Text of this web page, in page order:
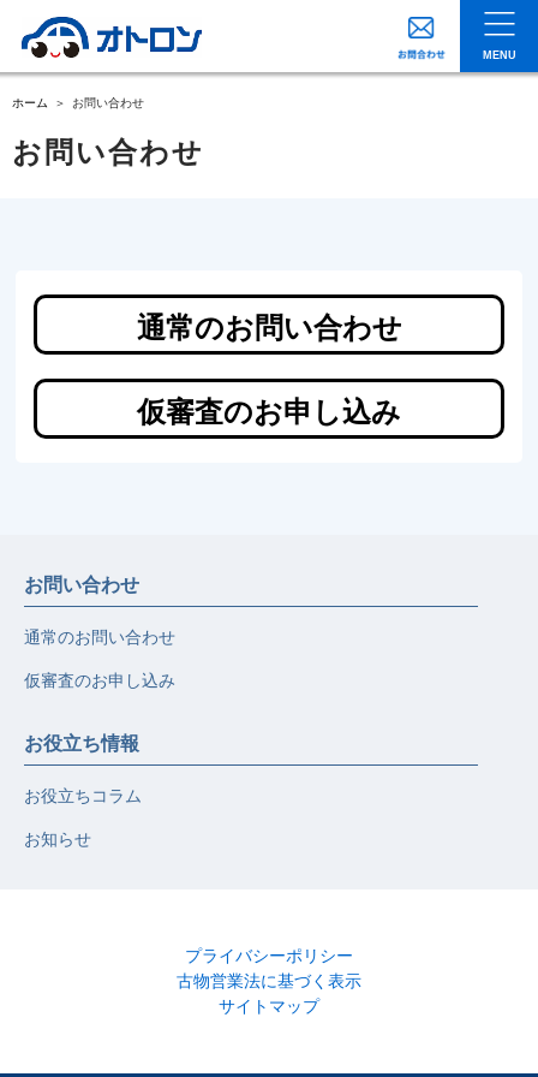
MENU
ホーム お問い合わせ
お問い合わせ
通常のお問い合わせ
仮審査のお申し込み
お問い合わせ
通常のお問い合わせ
仮審査のお申し込み
お役立ち情報
お役立ちコラム
お知らせ
プライバシーポリシー
古物営業法に基づく表示
サイトマップ